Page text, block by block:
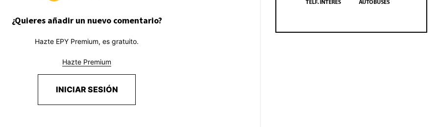
¿Quieres añadir un nuevo comentario?
Hazte EPY Premium, es gratuito.
Hazte Premium
INICIAR SESIÓN